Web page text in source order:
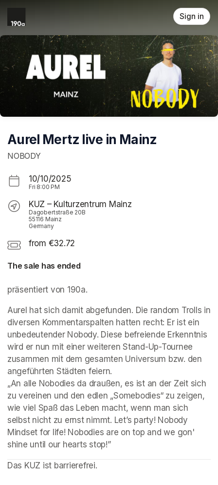
Sign in
Aurel Mertz live in Mainz
NOBODY
10/10/2025
Fri 8:00 PM
KUZ – Kulturzentrum Mainz
Dagobertstraße 20B
55116 Mainz
Germany
from €32.72
The sale has ended
präsentiert von 190a.
Aurel hat sich damit abgefunden. Die random Trolls in
diversen Kommentarspalten hatten recht: Er ist ein
unbedeutender Nobody. Diese befreiende Erkenntnis
wird er nun mit einer weiteren Stand-Up-Tournee
zusammen mit dem gesamten Universum bzw. den
angeführten Städten feiern.
„An alle Nobodies da draußen, es ist an der Zeit sich
zu vereinen und den edlen „Somebodies“ zu zeigen,
wie viel Spaß das Leben macht, wenn man sich
selbst nicht zu ernst nimmt. Let’s party! Nobody
Mindset for life! Nobodies are on top and we gon'
shine until our hearts stop!”
(opens in a new tab)
Das KUZ ist barrierefrei.